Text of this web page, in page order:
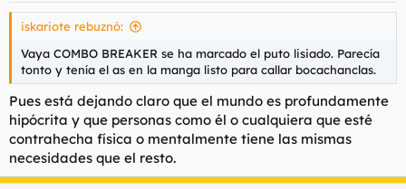
iskariote rebuznó:
Vaya COMBO BREAKER se ha marcado el puto lisiado. Parecía
tonto y tenía el as en la manga listo para callar bocachanclas.
Pues está dejando claro que el mundo es profundamente
hipócrita y que personas como él o cualquiera que esté
contrahecha física o mentalmente tiene las mismas
necesidades que el resto.